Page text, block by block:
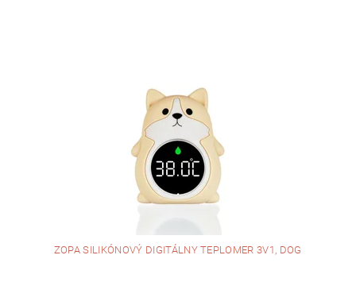
ZOPA SILIKÓNOVÝ DIGITÁLNY TEPLOMER 3V1, DOG